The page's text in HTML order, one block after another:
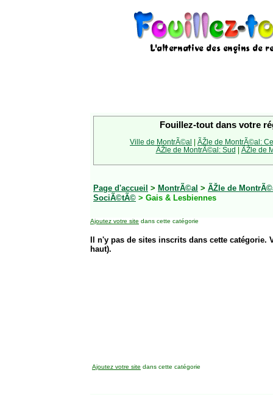
Fouillez-tout dans votre
Ville de MontrÃ©al | ÃŽle de MontrÃ©al:
ÃŽle de MontrÃ©al: Sud | ÃŽle de
Page d'accueil > MontrÃ©al > ÃŽle de
SociÃ©tÃ© > Gais & Lesbiennes
Ajoutez votre site dans cette catégorie
Il n'y pas de sites inscrits dans cette
haut).
Ajoutez votre site dans cette catégorie